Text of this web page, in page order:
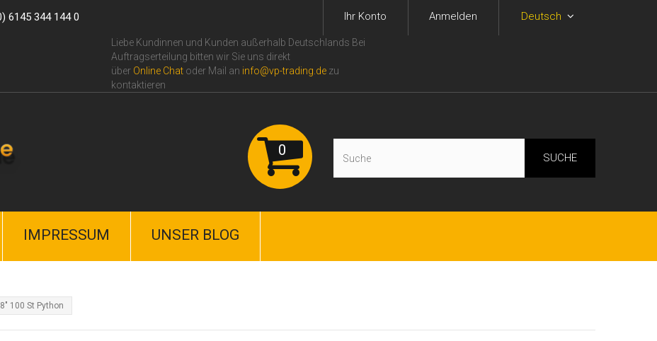
6145 344 144 0 Deutsch
Anmelden
Ihr Konto
Liebe Kundinnen und Kunden außerhalb Deutschlands Bei
Auftragserteilung bitten wir Sie uns direkt
über Online Сhat oder Mail an info@vp-trading.de zu
kontaktieren
SUCHE
0
IMPRESSUM UNSER BLOG
100 St Python